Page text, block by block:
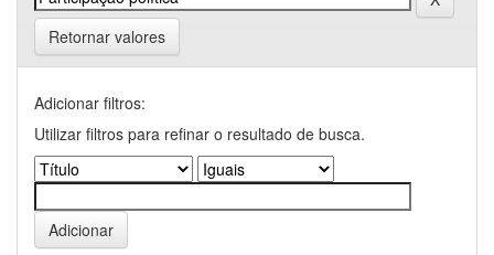
Retornar valores
Adicionar filtros:
Utilizar filtros para refinar o resultado de busca.